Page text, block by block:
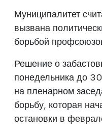
Муниципалитет
вызвана
борьбой
Решение о
понедельника до
на пленарном
борьбу, которая
остановки в